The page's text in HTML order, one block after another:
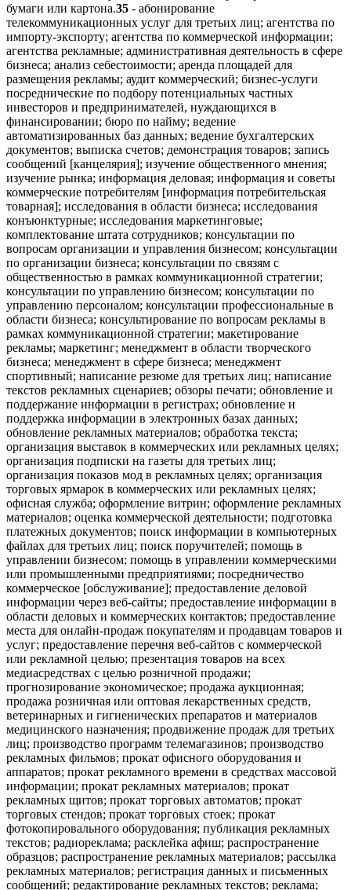
35 - абонирование
телекоммуникационных услуг для третьих лиц; агентства по
импорту-экспорту; агентства по коммерческой информации;
агентства рекламные; административная деятельность в сфере
бизнеса; анализ себестоимости; аренда площадей для
размещения рекламы; аудит коммерческий; бизнес-услуги
посреднические по подбору потенциальных частных
инвесторов и предпринимателей, нуждающихся в
финансировании; бюро по найму; ведение
автоматизированных баз данных; ведение бухгалтерских
документов; выписка счетов; демонстрация товаров; запись
сообщений [канцелярия]; изучение общественного мнения;
изучение рынка; информация деловая; информация и советы
коммерческие потребителям [информация потребительская
товарная]; исследования в области бизнеса; исследования
конъюнктурные; исследования маркетинговые;
комплектование штата сотрудников; консультации по
вопросам организации и управления бизнесом; консультации
по организации бизнеса; консультации по связям с
общественностью в рамках коммуникационной стратегии;
консультации по управлению бизнесом; консультации по
управлению персоналом; консультации профессиональные в
области бизнеса; консультирование по вопросам рекламы в
рамках коммуникационной стратегии; макетирование
рекламы; маркетинг; менеджмент в области творческого
бизнеса; менеджмент в сфере бизнеса; менеджмент
спортивный; написание резюме для третьих лиц; написание
текстов рекламных сценариев; обзоры печати; обновление и
поддержание информации в регистрах; обновление и
поддержка информации в электронных базах данных;
обновление рекламных материалов; обработка текста;
организация выставок в коммерческих или рекламных целях;
организация подписки на газеты для третьих лиц;
организация показов мод в рекламных целях; организация
торговых ярмарок в коммерческих или рекламных целях;
офисная служба; оформление витрин; оформление рекламных
материалов; оценка коммерческой деятельности; подготовка
платежных документов; поиск информации в компьютерных
файлах для третьих лиц; поиск поручителей; помощь в
управлении бизнесом; помощь в управлении коммерческими
или промышленными предприятиями; посредничество
коммерческое [обслуживание]; предоставление деловой
информации через веб-сайты; предоставление информации в
области деловых и коммерческих контактов; предоставление
места для онлайн-продаж покупателям и продавцам товаров и
услуг; предоставление перечня веб-сайтов с коммерческой
или рекламной целью; презентация товаров на всех
медиасредствах с целью розничной продажи;
прогнозирование экономическое; продажа аукционная;
продажа розничная или оптовая лекарственных средств,
ветеринарных и гигиенических препаратов и материалов
медицинского назначения; продвижение продаж для третьих
лиц; производство программ телемагазинов; производство
рекламных фильмов; прокат офисного оборудования и
аппаратов; прокат рекламного времени в средствах массовой
информации; прокат рекламных материалов; прокат
рекламных щитов; прокат торговых автоматов; прокат
торговых стендов; прокат торговых стоек; прокат
фотокопировального оборудования; публикация рекламных
текстов; радиореклама; расклейка афиш; распространение
образцов; распространение рекламных материалов; рассылка
рекламных материалов; регистрация данных и письменных
сообщений; редактирование рекламных текстов; реклама;